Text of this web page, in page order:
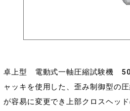
卓上型 電動式一軸圧縮試験機
ャッキを使用した、歪み制御型の
が容易に変更でき上部クロスヘッ